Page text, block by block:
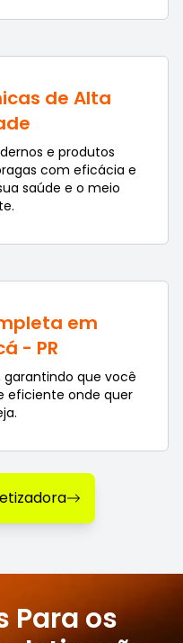
de Alta
e produtos
com eficácia e
saúde e o meio
em
- PR
que você
eficiente onde quer
Para os